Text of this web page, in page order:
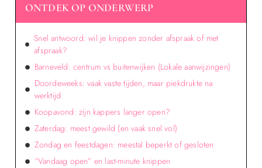
ONTDEK OP ONDERWERP
Snel antwoord: wil je knippen zonder afspraak of met
afspraak?
Barneveld: centrum vs buitenwijken (Lokale aanwijzingen)
Doordeweeks: vaak vaste tijden, maar piekdrukte na
werktijd
Koopavond: zijn kappers langer open?
Zaterdag: meest gewild (en vaak snel vol)
Zondag en feestdagen: meestal beperkt of gesloten
“Vandaag open” en last-minute knippen